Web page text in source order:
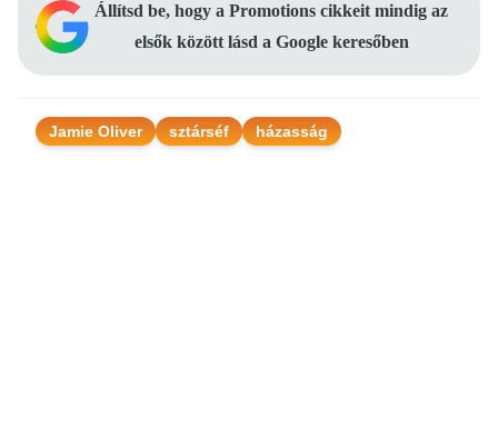
Állítsd be, hogy a Promotions cikkeit mindig az
elsők között lásd a Google keresőben
Jamie Oliver sztárséf házasság